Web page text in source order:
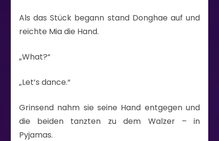
Als das Stück begann stand Donghae auf und
reichte Mia die Hand.
„What?“
„Let’s dance.“
Grinsend nahm sie seine Hand entgegen und
die beiden tanzten zu dem Walzer – in
Pyjamas.